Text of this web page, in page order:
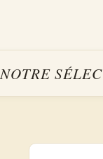
NOTRE